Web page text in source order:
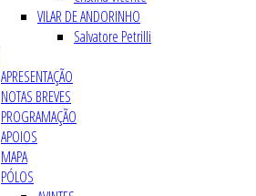
VILAR DE ANDORINHO
Salvatore Petrilli
APRESENTAÇÃO
NOTAS BREVES
PROGRAMAÇÃO
APOIOS
MAPA
PÓLOS